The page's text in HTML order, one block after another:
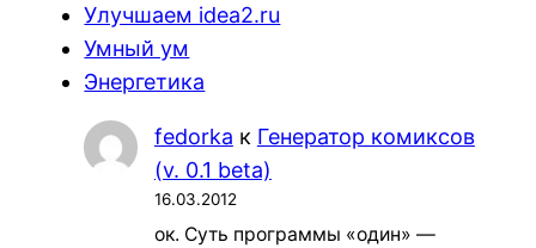
Улучшаем idea2.ru
Умный ум
Энергетика
fedorka к Генератор комиксов
(v. 0.1 beta)
16.03.2012
ок. Суть программы «один» —